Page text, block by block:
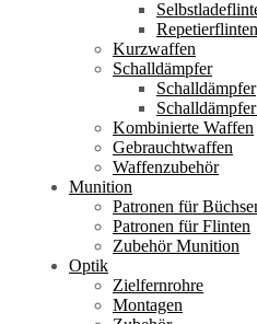
Repetierflinten
Kurzwaffen
Schalldämpfer
Schalldämpfer
Kombinierte Waffen
Gebrauchtwaffen
Waffenzubehör
Munition
Patronen für
Patronen für Flinten
Zubehör Munition
Optik
Zielfernrohre
Montagen